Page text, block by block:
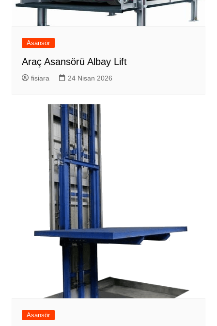
Asansör
Araç Asansörü Albay Lift
fisiara 24 Nisan 2026
Asansör